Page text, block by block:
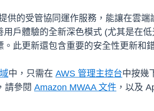
供的受管協同運作服務，能讓在雲
戶體驗的全新深色模式 (尤其是在
此更新還包含重要的安全性更新和
中，只需在 AWS 管理主控台中按幾
請參閱 Amazon MWAA 文件 ，以及